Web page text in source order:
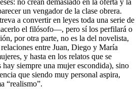
no crean demasiado en la oferta y la
un vengador de la clase obrera.
a convertir en leyes toda una serie de
el filósofo—, pero sí los perfilará o
por otra parte, no es la del novelista,
entre Juan, Diego y María
y hasta en los relatos que se
hay siempre una mujer escondida), sino
que siendo muy personal aspira,
“realismo”.